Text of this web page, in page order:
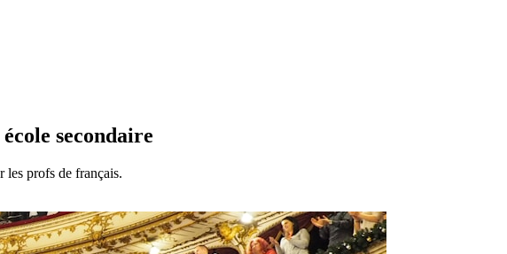
secondaire
les profs de français.